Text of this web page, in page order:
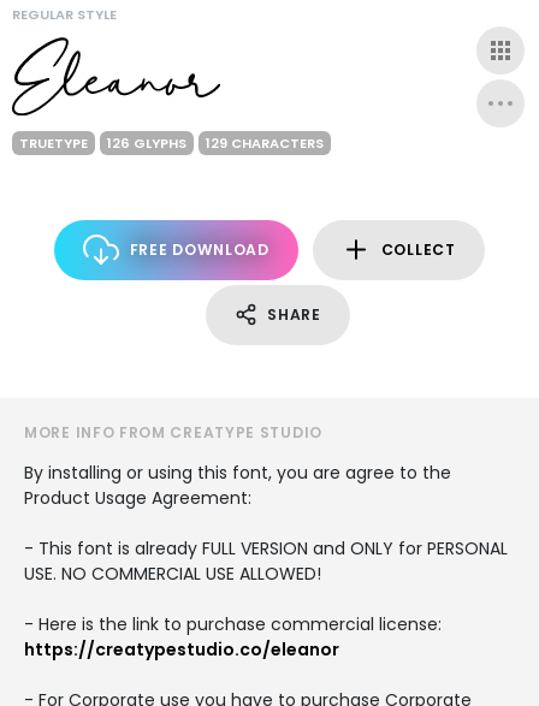
REGULAR STYLE
TRUETYPE 126 GLYPHS 129 CHARACTERS
FREE DOWNLOAD COLLECT
SHARE
MORE INFO FROM CREATYPE STUDIO
By installing or using this font, you are agree to the
Product Usage Agreement:
- This font is already FULL VERSION and ONLY for PERSONAL
USE. NO COMMERCIAL USE ALLOWED!
- Here is the link to purchase commercial license:
https://creatypestudio.co/eleanor
- For Corporate use you have to purchase Corporate